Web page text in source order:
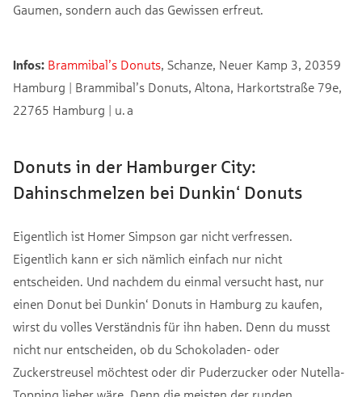
Gaumen, sondern auch das Gewissen erfreut.
Infos: Brammibal’s Donuts, Schanze, Neuer Kamp 3, 20359
Hamburg | Brammibal’s Donuts, Altona, Harkortstraße 79e,
22765 Hamburg | u. a
Donuts in der Hamburger City:
Dahinschmelzen bei Dunkin‘ Donuts
Eigentlich ist Homer Simpson gar nicht verfressen.
Eigentlich kann er sich nämlich einfach nur nicht
entscheiden. Und nachdem du einmal versucht hast, nur
einen Donut bei Dunkin‘ Donuts in Hamburg zu kaufen,
wirst du volles Verständnis für ihn haben. Denn du musst
nicht nur entscheiden, ob du Schokoladen- oder
Zuckerstreusel möchtest oder dir Puderzucker oder Nutella-